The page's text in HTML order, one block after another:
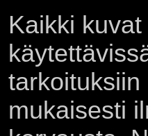
Kaikki
tarkoituksiin
mukaisesti